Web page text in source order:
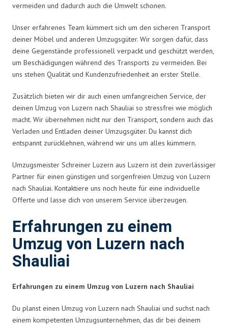
vermeiden und dadurch auch die Umwelt schonen.
Unser erfahrenes Team kümmert sich um den sicheren Transport
deiner Möbel und anderen Umzugsgüter. Wir sorgen dafür, dass
deine Gegenstände professionell verpackt und geschützt werden,
um Beschädigungen während des Transports zu vermeiden. Bei
uns stehen Qualität und Kundenzufriedenheit an erster Stelle.
Zusätzlich bieten wir dir auch einen umfangreichen Service, der
deinen Umzug von Luzern nach Shauliai so stressfrei wie möglich
macht. Wir übernehmen nicht nur den Transport, sondern auch das
Verladen und Entladen deiner Umzugsgüter. Du kannst dich
entspannt zurücklehnen, während wir uns um alles kümmern.
Umzugsmeister Schreiner Luzern aus Luzern ist dein zuverlässiger
Partner für einen günstigen und sorgenfreien Umzug von Luzern
nach Shauliai. Kontaktiere uns noch heute für eine individuelle
Offerte und lasse dich von unserem Service überzeugen.
Erfahrungen zu einem
Umzug von Luzern nach
Shauliai
Erfahrungen zu einem Umzug von Luzern nach Shauliai
Du planst einen Umzug von Luzern nach Shauliai und suchst nach
einem kompetenten Umzugsunternehmen, das dir bei deinem